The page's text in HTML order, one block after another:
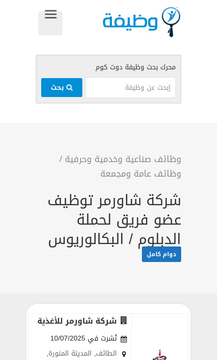
وظائف صناعية وخدمية وحرفية /
وظائف عامة ومجمعة
شركة شاورمر توظيف
عضو فريق لحملة
الدبلوم / البكالوريوس
دوام كامل
شركة شاورمر للأغذية
نُشرت في 10/07/2025
الطائف, المدينة المنورة,